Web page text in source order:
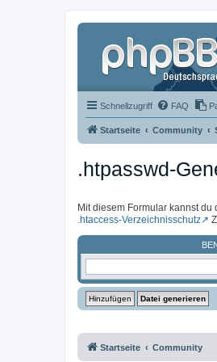
Schnellzugriff FAQ
Startseite Community
.htpasswd-
Mit diesem Formular kannst
.htaccess-Verzeichnisschutz
Startseite Community